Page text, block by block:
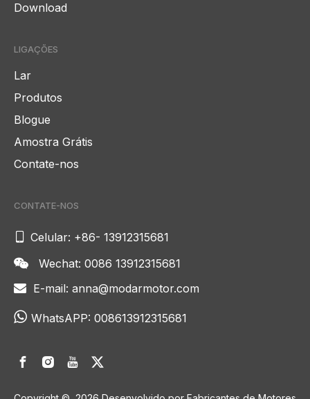
Download
LIGAÇÕES
Lar
Produtos
Blogue
Amostra Grátis
Contate-nos
CONTATE-NOS
 Celular: +86- 13912315681
 Wechat: 0086 13912315681
 E-mail: anna@modarmotor.com
 WhatsAPP: 008613912315681